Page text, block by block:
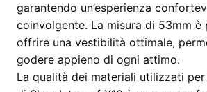
garantendo un’esperienza
coinvolgente. La misura di 53mm è
offrire una vestibilità ottimale,
godere appieno di ogni attimo.
La qualità dei materiali utilizzati